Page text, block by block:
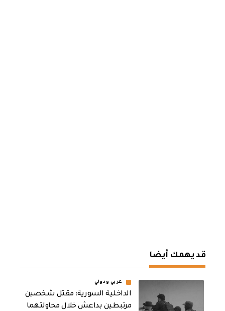
قد يهمك أيضا
عربي ودولي
الداخلية السورية: مقتل شخصين
مرتبطين بداعش خلال محاولتهما